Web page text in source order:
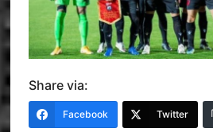
Share via:
Facebook Twitter